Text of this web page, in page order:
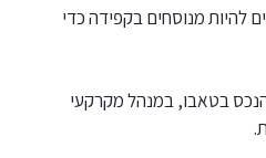
להיות מנוסחים בקפידה כדי
בטאבו, במנהל מקרקעי